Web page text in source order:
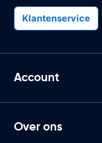
Klantenservice
Account
Over ons